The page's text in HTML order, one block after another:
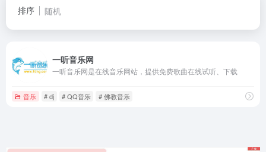
排序 随机
一听音乐网
一听音乐网是在线音乐网站，提供免费歌曲在线试听、下载
音乐 # dj # QQ音乐 # 佛教音乐